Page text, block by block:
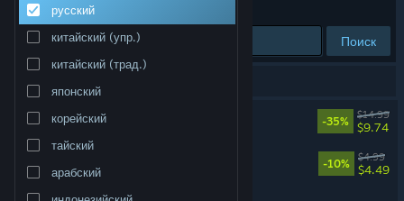
Поддержка
Изменить язык
Полная версия
русский
китайский (упр.)
китайский (трад.)
японский
корейский
тайский
арабский
Сортировать по
Поиск
-35%
$14.99
$9.74
-10%
$4.99
$4.49
SANABI: A Haunted Day